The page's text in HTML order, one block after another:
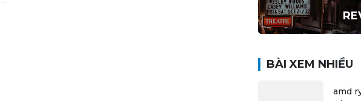
BÀI XEM NHIỀU
amd